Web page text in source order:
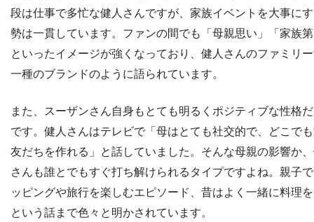
段は仕事で多忙な健人さんですが、家族イベントを大事に
勢は一貫しています。ファンの間でも「母親思い」「家族
といったイメージが強くなっており、健人さんのファミリ
一種のブランドのように語られています。
また、スーザンさん自身もとても明るくポジティブな性格
です。健人さんはテレビで「母はとても社交的で、どこで
友だちを作れる」と話していました。そんな母親の影響か
さんも誰とでもすぐ打ち解けられるタイプですよね。親子
ッピングや旅行を楽しむエピソード、昔はよく一緒に料理
という話まで色々と明かされています。